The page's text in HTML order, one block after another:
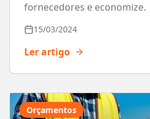
fornecedores e economize.
15/03/2024
Ler artigo
Orçamentos